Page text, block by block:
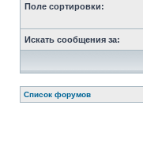
Поле сортировки:
Искать сообщения за:
Список форумов